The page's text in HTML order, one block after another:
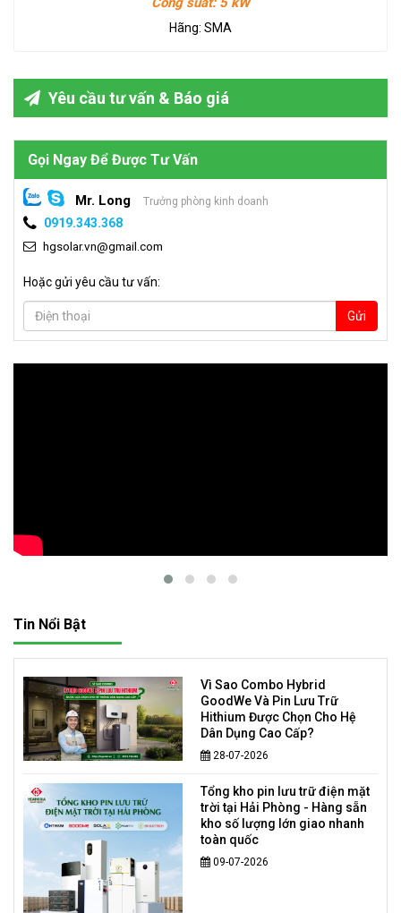
Hãng: SMA
Yêu cầu tư vấn & Báo giá
Gọi Ngay Để Được Tư Vấn
Mr. Long Trưởng phòng kinh doanh
0919.343.368
hgsolar.vn@gmail.com
Hoặc gửi yêu cầu tư vấn:
Gửi
Tin Nổi Bật
Vì Sao Combo Hybrid
GoodWe Và Pin Lưu Trữ
Hithium Được Chọn Cho Hệ
Dân Dụng Cao Cấp?
28-07-2026
Tổng kho pin lưu trữ điện mặt
trời tại Hải Phòng - Hàng sẵn
kho số lượng lớn giao nhanh
toàn quốc
09-07-2026